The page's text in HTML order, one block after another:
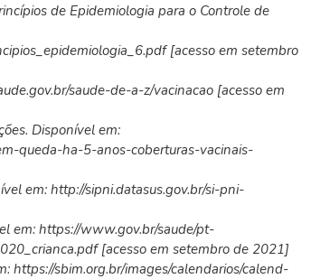
de Epidemiologia para o Controle de
[acesso em setembro
saude-de-a-z/vacinacao [acesso em
Disponível em:
queda-ha-5-anos-coberturas-vacinais-
em: http://sipni.datasus.gov.br/si-pni-
em: https://www.gov.br/saude/pt-
[acesso em setembro de 2021]
https://sbim.org.br/images/calendarios/calend-